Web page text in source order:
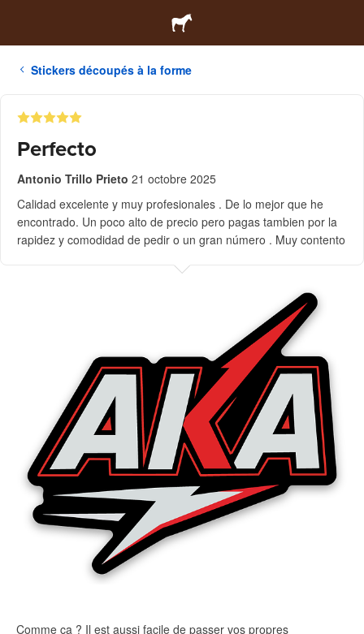
Stickers découpés à la forme
Perfecto
Antonio Trillo Prieto 21 octobre 2025
Calidad excelente y muy profesionales . De lo mejor que he
encontrado. Un poco alto de precio pero pagas tambien por la
rapidez y comodidad de pedir o un gran número . Muy contento
Comme ça ? Il est aussi facile de passer vos propres